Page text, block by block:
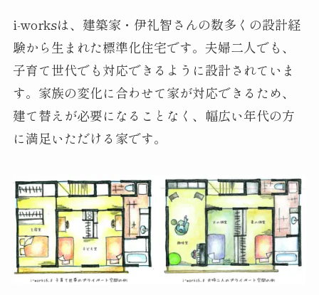
i-worksは、建築家・伊礼智さんの数多くの設計経
験から生まれた標準化住宅です。夫婦二人でも、
子育て世代でも対応できるように設計されていま
す。家族の変化に合わせて家が対応できるため、
建て替えが必要になることなく、幅広い年代の方
に満足いただける家です。